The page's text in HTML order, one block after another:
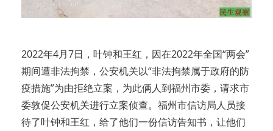
2022年4月7日，叶钟和王红，因在2022年全国“两会”
期间遭非法拘禁，公安机关以“非法拘禁属于政府的防
疫措施”为由拒绝立案，为此俩人到福州市委，请求市
委敦促公安机关进行立案侦查。福州市信访局人员接
待了叶钟和王红，给了他们一份信访告知书，让他们